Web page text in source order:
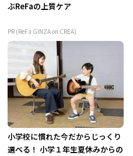
ぶReFaの上質ケア
PR (ReFa GINZA on CREA)
小学校に慣れた今だからじっくり
選べる！ 小学１年生夏休みからの